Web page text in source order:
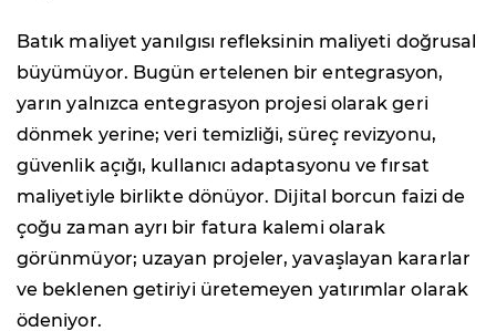
Batık maliyet yanılgısı refleksinin maliyeti doğrusal
büyümüyor. Bugün ertelenen bir entegrasyon,
yarın yalnızca entegrasyon projesi olarak geri
dönmek yerine; veri temizliği, süreç revizyonu,
güvenlik açığı, kullanıcı adaptasyonu ve fırsat
maliyetiyle birlikte dönüyor. Dijital borcun faizi de
çoğu zaman ayrı bir fatura kalemi olarak
görünmüyor; uzayan projeler, yavaşlayan kararlar
ve beklenen getiriyi üretemeyen yatırımlar olarak
ödeniyor.